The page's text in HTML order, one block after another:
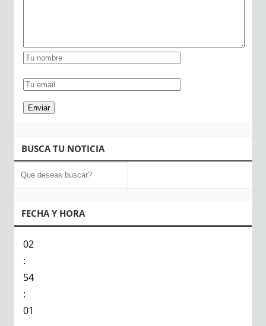
BUSCA TU NOTICIA
FECHA Y HORA
02
:
54
:
02